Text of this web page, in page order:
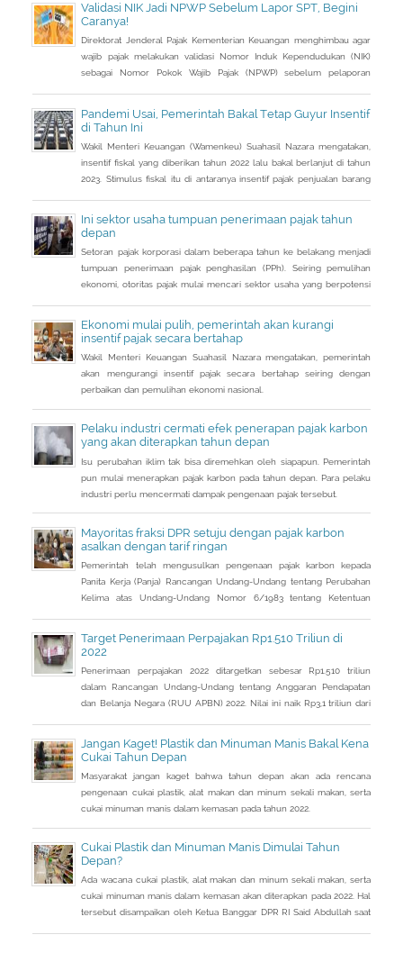
total target yang baru terintegrasi. Melalui integrasi, nantinya
pelayanan dapat lebih
Validasi NIK Jadi NPWP Sebelum Lapor SPT, Begini
Caranya!
Direktorat Jenderal Pajak Kementerian Keuangan menghimbau agar
wajib pajak melakukan validasi Nomor Induk Kependudukan (NIK)
sebagai Nomor Pokok Wajib Pajak (NPWP) sebelum pelaporan
112/PMK.03/2022. Dalam PMK yang menjadi aturan turunan Peraturan
Pandemi Usai, Pemerintah Bakal Tetap Guyur Insentif
di Tahun Ini
Wakil Menteri Keuangan (Wamenkeu) Suahasil Nazara mengatakan,
insentif fiskal yang diberikan tahun 2022 lalu bakal berlanjut di tahun
2023. Stimulus fiskal itu di antaranya insentif pajak penjualan barang
(PPN DTP) untuk sektor properti.
Ini sektor usaha tumpuan penerimaan pajak tahun
depan
Setoran pajak korporasi dalam beberapa tahun ke belakang menjadi
tumpuan penerimaan pajak penghasilan (PPh). Seiring pemulihan
ekonomi, otoritas pajak mulai mencari sektor usaha yang berpotensi
Ekonomi mulai pulih, pemerintah akan kurangi
insentif pajak secara bertahap
Wakil Menteri Keuangan Suahasil Nazara mengatakan, pemerintah
akan mengurangi insentif pajak secara bertahap seiring dengan
perbaikan dan pemulihan ekonomi nasional.
Pelaku industri cermati efek penerapan pajak karbon
yang akan diterapkan tahun depan
Isu perubahan iklim tak bisa diremehkan oleh siapapun. Pemerintah
pun mulai menerapkan pajak karbon pada tahun depan. Para pelaku
industri perlu mencermati dampak pengenaan pajak tersebut.
Mayoritas fraksi DPR setuju dengan pajak karbon
asalkan dengan tarif ringan
Pemerintah telah mengusulkan pengenaan pajak karbon kepada
Panita Kerja (Panja) Rancangan Undang-Undang tentang Perubahan
Kelima atas Undang-Undang Nomor 6/1983 tentang Ketentuan
Target Penerimaan Perpajakan Rp1.510 Triliun di
2022
Penerimaan perpajakan 2022 ditargetkan sebesar Rp1.510 triliun
dalam Rancangan Undang-Undang tentang Anggaran Pendapatan
dan Belanja Negara (RUU APBN) 2022. Nilai ini naik Rp3,1 triliun dari
pada 16 Agustus 2021.
Jangan Kaget! Plastik dan Minuman Manis Bakal Kena
Cukai Tahun Depan
Masyarakat jangan kaget bahwa tahun depan akan ada rencana
pengenaan cukai plastik, alat makan dan minum sekali makan, serta
cukai minuman manis dalam kemasan pada tahun 2022.
Cukai Plastik dan Minuman Manis Dimulai Tahun
Depan?
Ada wacana cukai plastik, alat makan dan minum sekali makan, serta
cukai minuman manis dalam kemasan akan diterapkan pada 2022. Hal
tersebut disampaikan oleh Ketua Banggar DPR RI Said Abdullah saat